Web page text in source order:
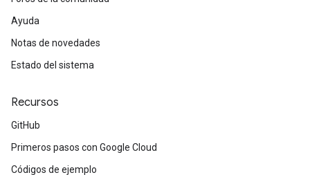
Ayuda
Notas de novedades
Estado del sistema
Recursos
GitHub
Primeros pasos con Google Cloud
Códigos de ejemplo